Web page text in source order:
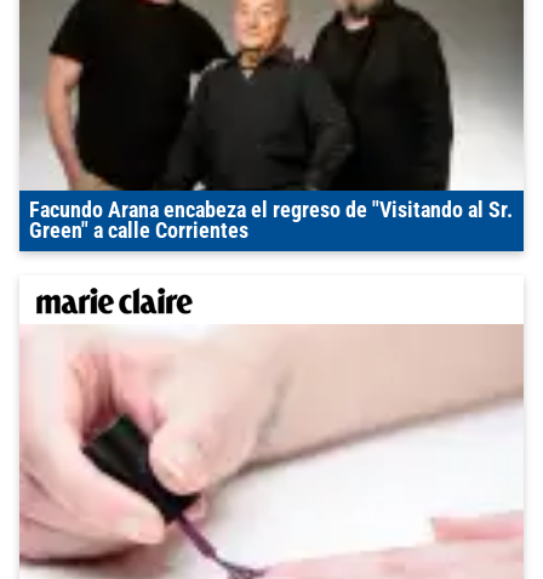
Facundo Arana encabeza el regreso de "Visitando al Sr.
Green" a calle Corrientes